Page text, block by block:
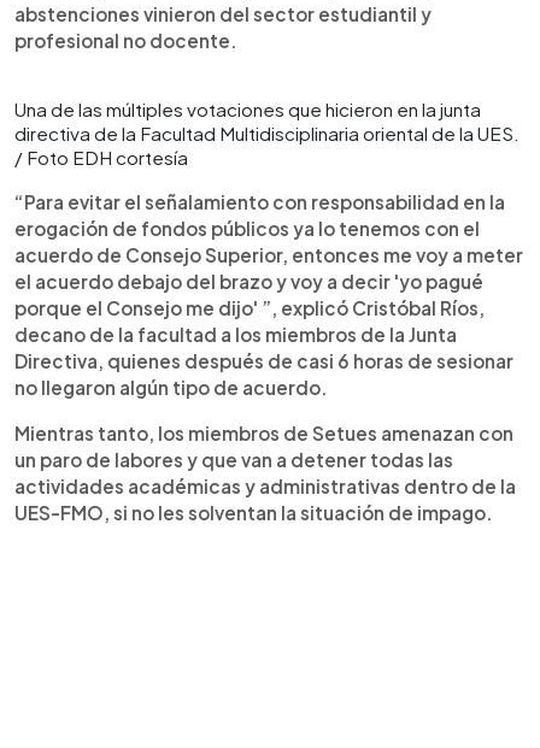
abstenciones vinieron del sector estudiantil y
profesional no docente.
Una de las múltiples votaciones que hicieron en la junta
directiva de la Facultad Multidisciplinaria oriental de la UES.
/ Foto EDH cortesía
“Para evitar el señalamiento con responsabilidad en la
erogación de fondos públicos ya lo tenemos con el
acuerdo de Consejo Superior, entonces me voy a meter
el acuerdo debajo del brazo y voy a decir 'yo pagué
porque el Consejo me dijo' ”, explicó Cristóbal Ríos,
decano de la facultad a los miembros de la Junta
Directiva, quienes después de casi 6 horas de sesionar
no llegaron algún tipo de acuerdo.
Mientras tanto, los miembros de Setues amenazan con
un paro de labores y que van a detener todas las
actividades académicas y administrativas dentro de la
UES-FMO, si no les solventan la situación de impago.